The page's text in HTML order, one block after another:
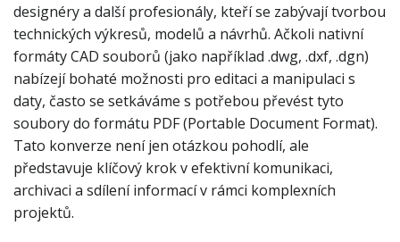
designéry a další profesionály, kteří se zabývají tvorbou
technických výkresů, modelů a návrhů. Ačkoli nativní
formáty CAD souborů (jako například .dwg, .dxf, .dgn)
nabízejí bohaté možnosti pro editaci a manipulaci s
daty, často se setkáváme s potřebou převést tyto
soubory do formátu PDF (Portable Document Format).
Tato konverze není jen otázkou pohodlí, ale
představuje klíčový krok v efektivní komunikaci,
archivaci a sdílení informací v rámci komplexních
projektů.